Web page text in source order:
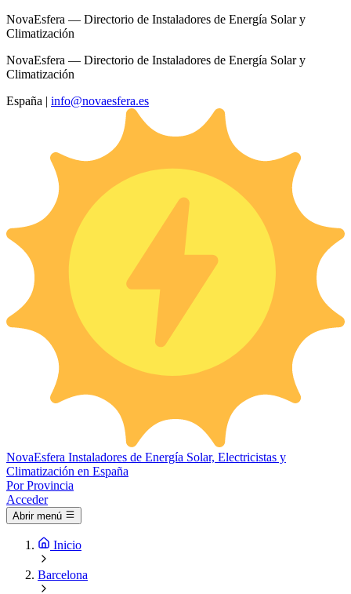
NovaEsfera — Directorio de Instaladores de Energía Solar y
Climatización
NovaEsfera — Directorio de Instaladores de Energía Solar y
Climatización
España | info@novaesfera.es
NovaEsfera Instaladores de Energía Solar, Electricistas y
Climatización en España
Por Provincia
Acceder
Abrir menú
Inicio
Barcelona